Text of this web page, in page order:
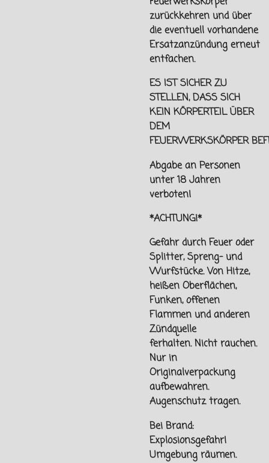
zurückkehren und über
die eventuell vorhandene
Ersatzanzündung erneut
entfachen.
ES IST SICHER ZU
STELLEN, DASS SICH
KEIN KÖRPERTEIL ÜBER
DEM
FEUERWERKSKÖRPER
Abgabe an Personen
unter18 Jahren
verboten!
*ACHTUNG!*
Gefahr durch Feuer oder
Splitter, Spreng- und
Wurfstücke. Von Hitze,
heißen Oberflächen,
Funken, offenen
Flammen undanderen
Zündquelle
ferhalten.Nicht rauchen.
Nur in
Originalverpackung
aufbewahren.
Augenschutz tragen.
Bei Brand:
Explosionsgefahr!
Umgebung räumen.